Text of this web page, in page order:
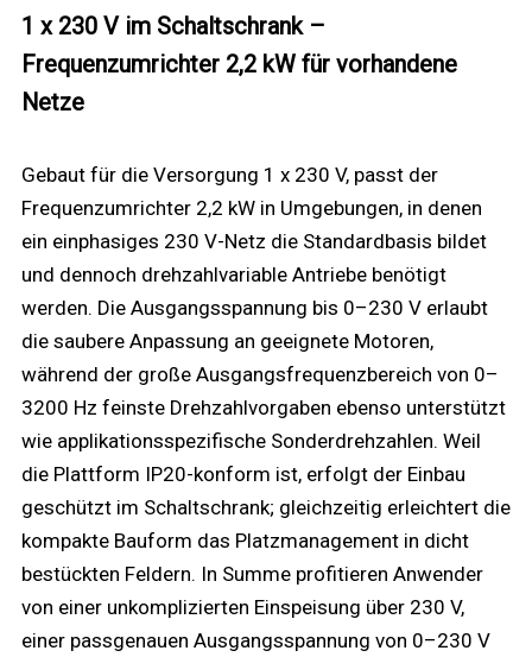
1 x 230 V im Schaltschrank –
Frequenzumrichter 2,2 kW für vorhandene
Netze
Gebaut für die Versorgung 1 x 230 V, passt der
Frequenzumrichter 2,2 kW in Umgebungen, in denen
ein einphasiges 230 V-Netz die Standardbasis bildet
und dennoch drehzahlvariable Antriebe benötigt
werden. Die Ausgangsspannung bis 0–230 V erlaubt
die saubere Anpassung an geeignete Motoren,
während der große Ausgangsfrequenzbereich von 0–
3200 Hz feinste Drehzahlvorgaben ebenso unterstützt
wie applikationsspezifische Sonderdrehzahlen. Weil
die Plattform IP20-konform ist, erfolgt der Einbau
geschützt im Schaltschrank; gleichzeitig erleichtert die
kompakte Bauform das Platzmanagement in dicht
bestückten Feldern. In Summe profitieren Anwender
von einer unkomplizierten Einspeisung über 230 V,
einer passgenauen Ausgangsspannung von 0–230 V